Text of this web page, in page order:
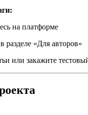
на платформе
разделе «Для авторов»
или закажите